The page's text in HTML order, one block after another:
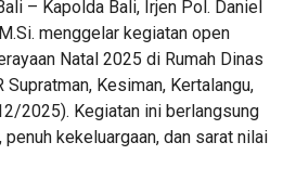
– Kapolda Bali, Irjen Pol. Daniel
menggelar kegiatan open
Natal 2025 di Rumah Dinas
Supratman, Kesiman, Kertalangu,
2025). Kegiatan ini berlangsung
kekeluargaan, dan sarat nilai